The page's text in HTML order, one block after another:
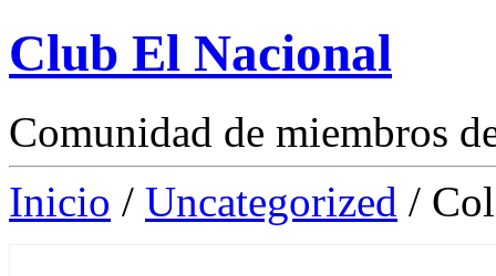
Club El Nacional
Comunidad de miembros
Inicio / Uncategorized /